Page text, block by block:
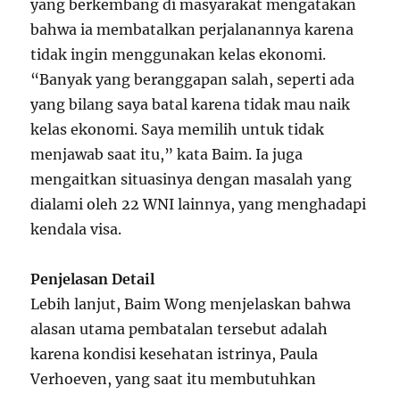
yang berkembang di masyarakat mengatakan
bahwa ia membatalkan perjalanannya karena
tidak ingin menggunakan kelas ekonomi.
“Banyak yang beranggapan salah, seperti ada
yang bilang saya batal karena tidak mau naik
kelas ekonomi. Saya memilih untuk tidak
menjawab saat itu,” kata Baim. Ia juga
mengaitkan situasinya dengan masalah yang
dialami oleh 22 WNI lainnya, yang menghadapi
kendala visa.
Penjelasan Detail
Lebih lanjut, Baim Wong menjelaskan bahwa
alasan utama pembatalan tersebut adalah
karena kondisi kesehatan istrinya, Paula
Verhoeven, yang saat itu membutuhkan